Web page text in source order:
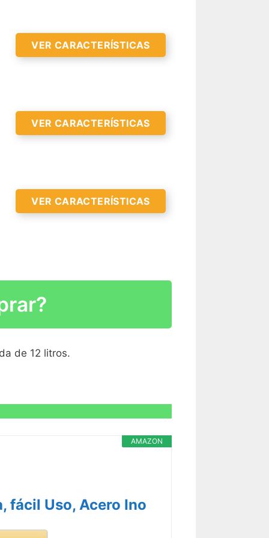
CARACTERÍSTICAS >
VER CARACTERÍSTICAS
CARACTERÍSTICAS >
VER CARACTERÍSTICAS
VER CARACTERÍSTICAS
CARACTERÍSTICAS >
de 12 litros.
AMAZON
fácil Uso, Acero Ino